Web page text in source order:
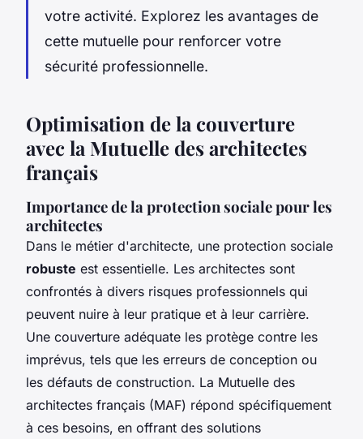
votre activité. Explorez les avantages de
cette mutuelle pour renforcer votre
sécurité professionnelle.
Optimisation de la couverture
avec la Mutuelle des architectes
français
Importance de la protection sociale pour les
architectes
Dans le métier d'architecte, une protection sociale
robuste est essentielle. Les architectes sont
confrontés à divers risques professionnels qui
peuvent nuire à leur pratique et à leur carrière.
Une couverture adéquate les protège contre les
imprévus, tels que les erreurs de conception ou
les défauts de construction. La Mutuelle des
architectes français (MAF) répond spécifiquement
à ces besoins, en offrant des solutions